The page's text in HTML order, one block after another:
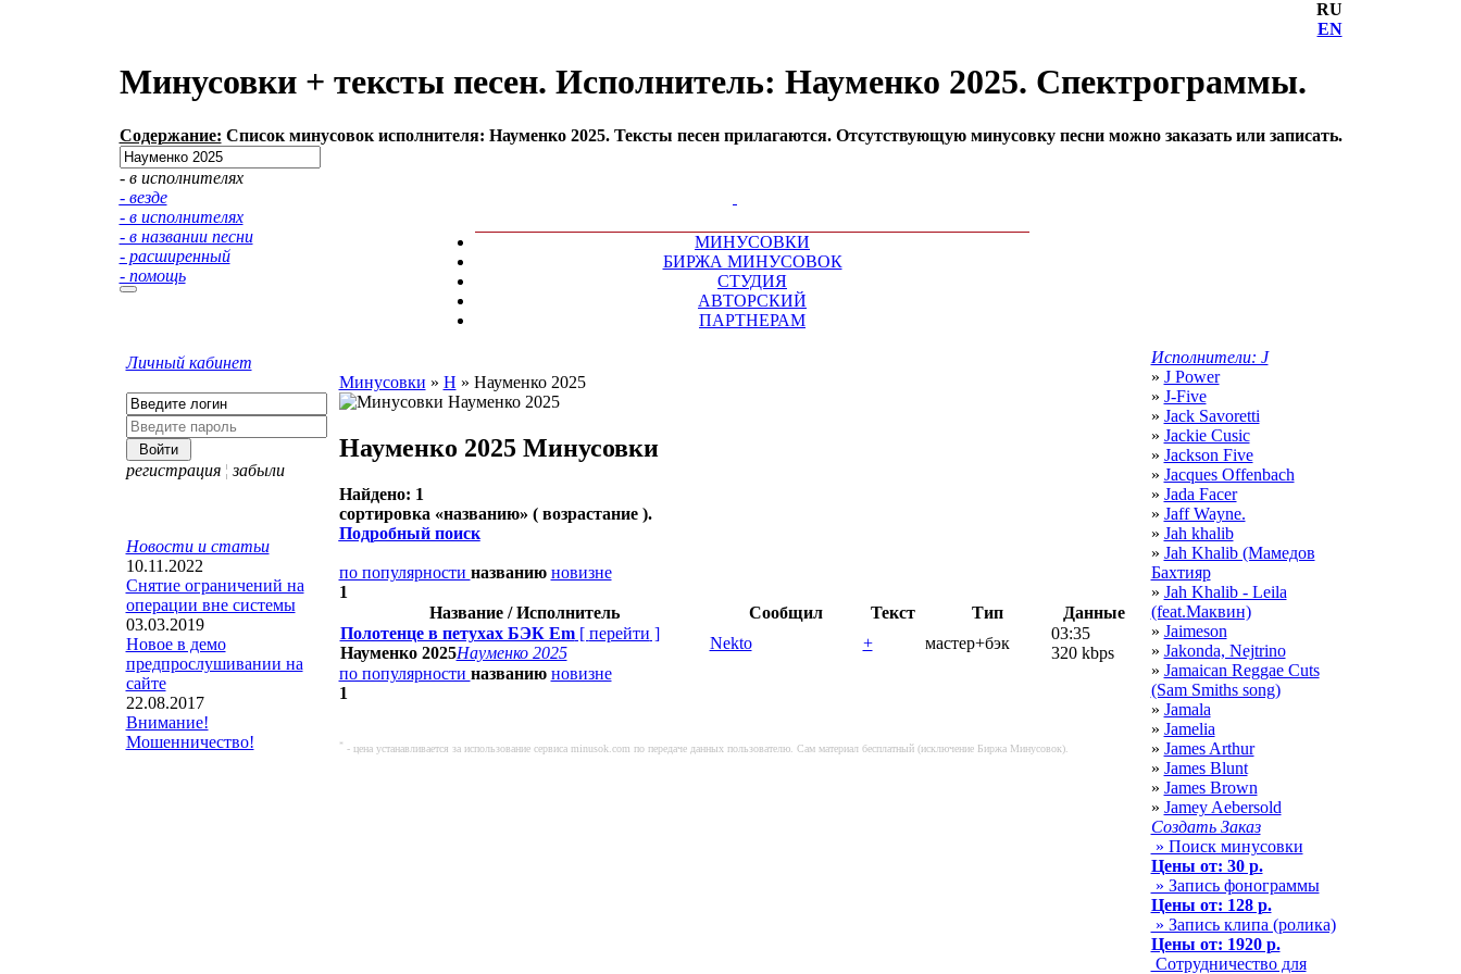
RU
EN
Минусовки + тексты песен. Исполнитель: Науменко 2025. Спектрограммы.
Содержание: Список минусовок исполнителя: Науменко 2025. Тексты песен прилагаются. Отсутствующую минусовку песни можно заказать или записать.
- в исполнителях
- везде
- в исполнителях
- в названии песни
- расширенный
- помощь
МИНУСОВКИ
БИРЖА МИНУСОВОК
СТУДИЯ
АВТОРСКИЙ
ПАРТНЕРАМ
Личный кабинет
регистрация ¦ забыли
Новости и статьи
10.11.2022
Снятие ограничений на
операции вне системы
03.03.2019
Новое в демо
предпрослушивании на
сайте
22.08.2017
Внимание!
Мошенничество!
Минусовки » Н » Науменко 2025
Науменко 2025 Минусовки
Найдено: 1
сортировка «названию» ( возрастание ).
Подробный поиск
по популярности названию новизне
1
Название / Исполнитель
Сообщил Текст Тип
Данные
Полотенце в петухах БЭК Em[ перейти ]
Науменко 2025Науменко 2025
Nekto + мастер+бэк
03:35
320 kbps
по популярности названию новизне
1
* - цена устанавливается за использование сервиса minusok.com по передаче данных пользователю. Сам материал бесплатный (исключение Биржа Минусовок).
Исполнители: J
» J Power
» J-Five
» Jack Savoretti
» Jackie Cusic
» Jackson Five
» Jacques Offenbach
» Jada Facer
» Jaff Wayne.
» Jah khalib
» Jah Khalib (Мамедов
Бахтияр
» Jah Khalib - Leila
(feat.Маквин)
» Jaimeson
» Jakonda, Nejtrino
» Jamaican Reggae Cuts
(Sam Smiths song)
» Jamala
» Jamelia
» James Arthur
» James Blunt
» James Brown
» Jamey Aebersold
Создать Заказ
» Поиск минусовки
Цены от: 30 р.
» Запись фонограммы
Цены от: 128 р.
» Запись клипа (ролика)
Цены от: 1920 р.
Сотрудничество для